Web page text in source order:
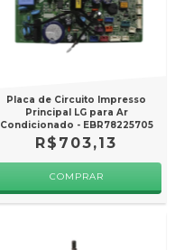
Placa de Circuito Impresso
Principal LG para Ar
Condicionado - EBR78225705
R$703,13